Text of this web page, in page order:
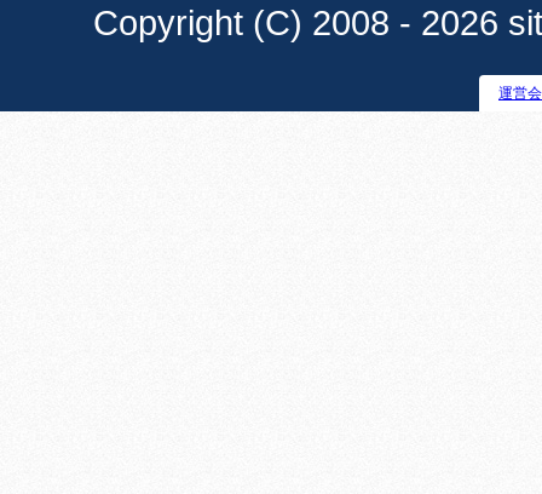
Copyright (C) 2008 - 2026
運営